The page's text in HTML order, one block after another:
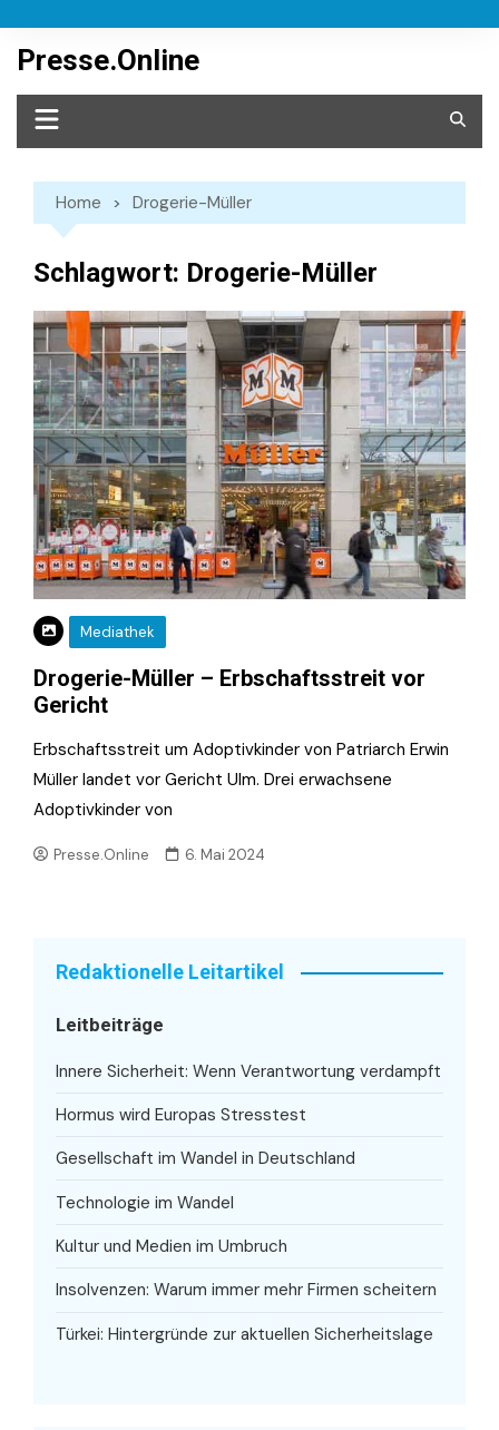
content
Presse.Online
Home Drogerie-Müller
Schlagwort: Drogerie-Müller
Mediathek
Drogerie-Müller – Erbschaftsstreit vor
Gericht
Erbschaftsstreit um Adoptivkinder von Patriarch Erwin
Müller landet vor Gericht Ulm. Drei erwachsene
Adoptivkinder von
Presse.Online 6. Mai 2024
Redaktionelle Leitartikel
Leitbeiträge
Innere Sicherheit: Wenn Verantwortung verdampft
Hormus wird Europas Stresstest
Gesellschaft im Wandel in Deutschland
Technologie im Wandel
Kultur und Medien im Umbruch
Insolvenzen: Warum immer mehr Firmen scheitern
Türkei: Hintergründe zur aktuellen Sicherheitslage